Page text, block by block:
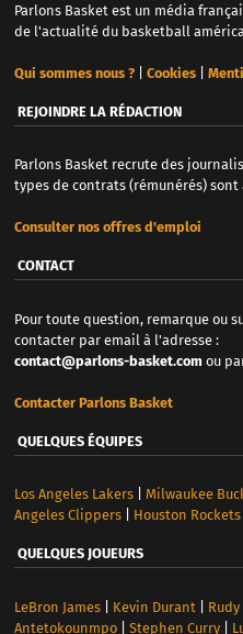
Parlons Basket est un média
de l'actualité du basketball
Qui sommes nous ?| Cookies|
REJOINDRE LA RÉDACTION
Parlons Basket recrute des
types de contrats (rémunérés)
Consulter nos offres d'emploi
CONTACT
Pour toute question, remarque ou
contacter par email à l'adresse :
contact@parlons-basket.com ou
Contacter Parlons Basket
QUELQUES ÉQUIPES
Los Angeles Lakers| Milwaukee
Angeles Clippers| Houston Rockets
QUELQUES JOUEURS
LeBron James| Kevin Durant
Antetokounmpo| Stephen Curry|